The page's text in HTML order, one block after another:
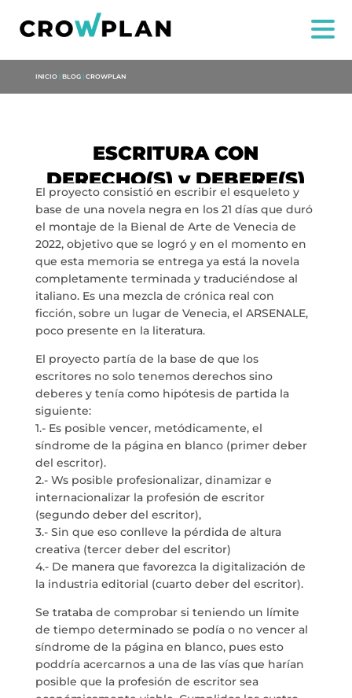
NOSOTROS
SERVICIOS
MARÍA ANCHIETA
BLOG
ESPACIO CULTURAL EL TANQUE
CONTACTO
LA NEUROLITERATURA ENTRA
EN NUESTROS OBJETIVOS
porDigital
INICIO| BLOG| CROWPLAN
ESCRITURA CON
DERECHO(S) y DEBERE(S)
El proyecto consistió en escribir el esqueleto y
base de una novela negra en los 21 días que duró
el montaje de la Bienal de Arte de Venecia de
2022, objetivo que se logró y en el momento en
que esta memoria se entrega ya está la novela
completamente terminada y traduciéndose al
italiano. Es una mezcla de crónica real con
ficción, sobre un lugar de Venecia, el ARSENALE,
poco presente en la literatura.
El proyecto partía de la base de que los
escritores no solo tenemos derechos sino
deberes y tenía como hipótesis de partida la
siguiente:
1.- Es posible vencer, metódicamente, el
síndrome de la página en blanco (primer deber
del escritor).
2.- Ws posible profesionalizar, dinamizar e
internacionalizar la profesión de escritor
(segundo deber del escritor),
3.- Sin que eso conlleve la pérdida de altura
creativa (tercer deber del escritor)
4.- De manera que favorezca la digitalización de
la industria editorial (cuarto deber del escritor).
Se trataba de comprobar si teniendo un límite
de tiempo determinado se podía o no vencer al
síndrome de la página en blanco, pues esto
poddría acercarnos a una de las vías que harían
posible que la profesión de escritor sea